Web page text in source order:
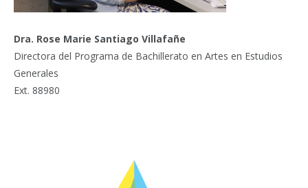
Dra. Rose Marie Santiago Villafañe
Directora del Programa de Bachillerato en Artes en Estudios
Generales
Ext. 88980